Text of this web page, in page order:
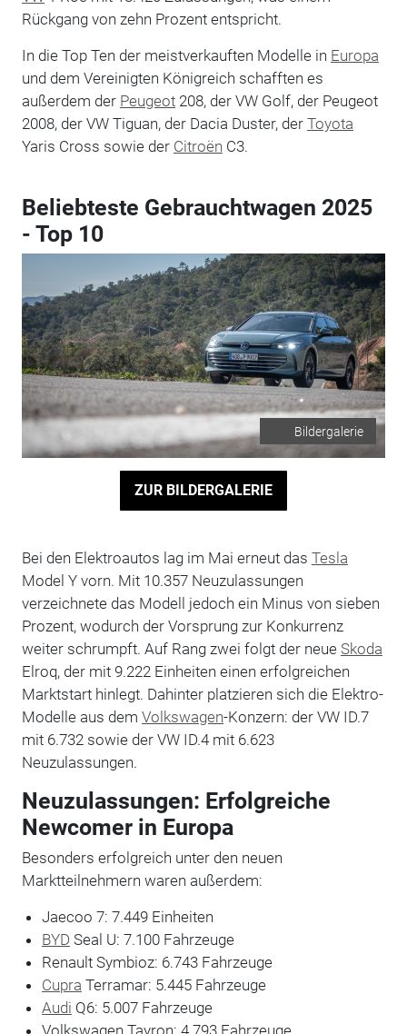
Rückgang von zehn Prozent entspricht.
In die Top Ten der meistverkauften Modelle in Europa
und dem Vereinigten Königreich schafften es
außerdem der Peugeot208, der VW Golf, der Peugeot
2008, der VW Tiguan, der Dacia Duster, der Toyota
Yaris Cross sowie der Citroën C3.
Beliebteste Gebrauchtwagen 2025
- Top 10
Bildergalerie
ZUR BILDERGALERIE
Bei den Elektroautos lag im Mai erneut das Tesla
Model Y vorn. Mit 10.357 Neuzulassungen
verzeichnete das Modell jedoch ein Minus von sieben
Prozent, wodurch der Vorsprung zur Konkurrenz
weiter schrumpft. Auf Rang zwei folgt der neue Skoda
Elroq, der mit 9.222 Einheiten einen erfolgreichen
Marktstart hinlegt. Dahinter platzieren sich die Elektro-
Modelle aus dem Volkswagen-Konzern: der VW ID.7
mit 6.732 sowie der VW ID.4 mit 6.623
Neuzulassungen.
Neuzulassungen: Erfolgreiche
Newcomer in Europa
Besonders erfolgreich unter den neuen
Marktteilnehmern waren außerdem:
Jaecoo 7: 7.449 Einheiten
BYD Seal U: 7.100 Fahrzeuge
Renault Symbioz: 6.743 Fahrzeuge
Cupra Terramar: 5.445 Fahrzeuge
Audi Q6: 5.007 Fahrzeuge
Volkswagen Tayron: 4.793 Fahrzeuge